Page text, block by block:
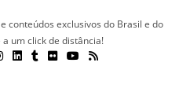
conteúdos exclusivos do Brasil e do
um click de distância!